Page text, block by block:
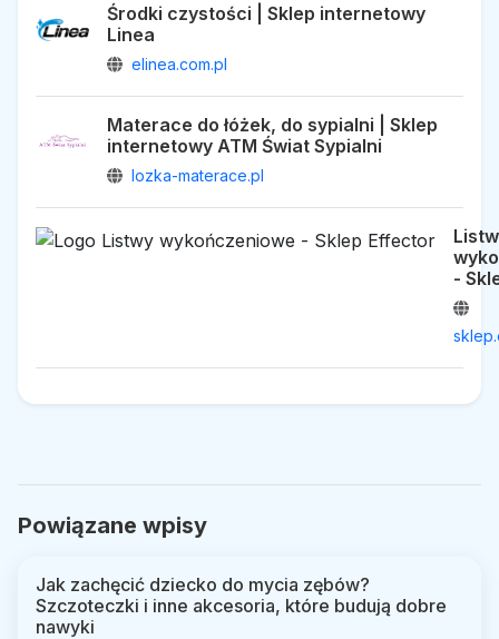
Środki czystości | Sklep internetowy
Linea
elinea.com.pl
Materace do łóżek, do sypialni | Sklep
internetowy ATM Świat Sypialni
lozka-materace.pl
-
Powiązane wpisy
Jak zachęcić dziecko do mycia zębów?
Szczoteczki i inne akcesoria, które budują dobre
nawyki